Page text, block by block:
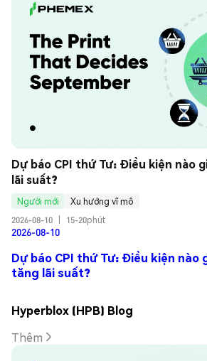
Dự báo CPI thứ Tư: Điều kiện nào
lãi suất?
Người mới
Xu hướng vĩ mô
2026-08-10
15-20phút
2026-08-10
Dự báo CPI thứ Tư: Điều kiện nào
tăng lãi suất?
Hyperblox (HPB) Blog
Thêm